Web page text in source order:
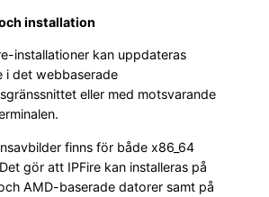
installation
installationer kan uppdateras
i det webbaserade
eller med motsvarande
finns för både x86_64
gör att IPFire kan installeras på
AMD-baserade datorer samt på